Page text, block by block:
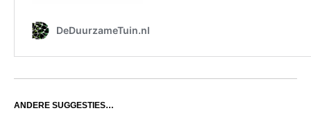
ANDERE SUGGESTIES…